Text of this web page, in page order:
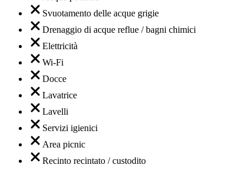
Svuotamento delle acque grigie
Drenaggio di acque reflue / bagni chimici
Elettricità
Wi-Fi
Docce
Lavatrice
Lavelli
Servizi igienici
Area picnic
Recinto recintato / custodito